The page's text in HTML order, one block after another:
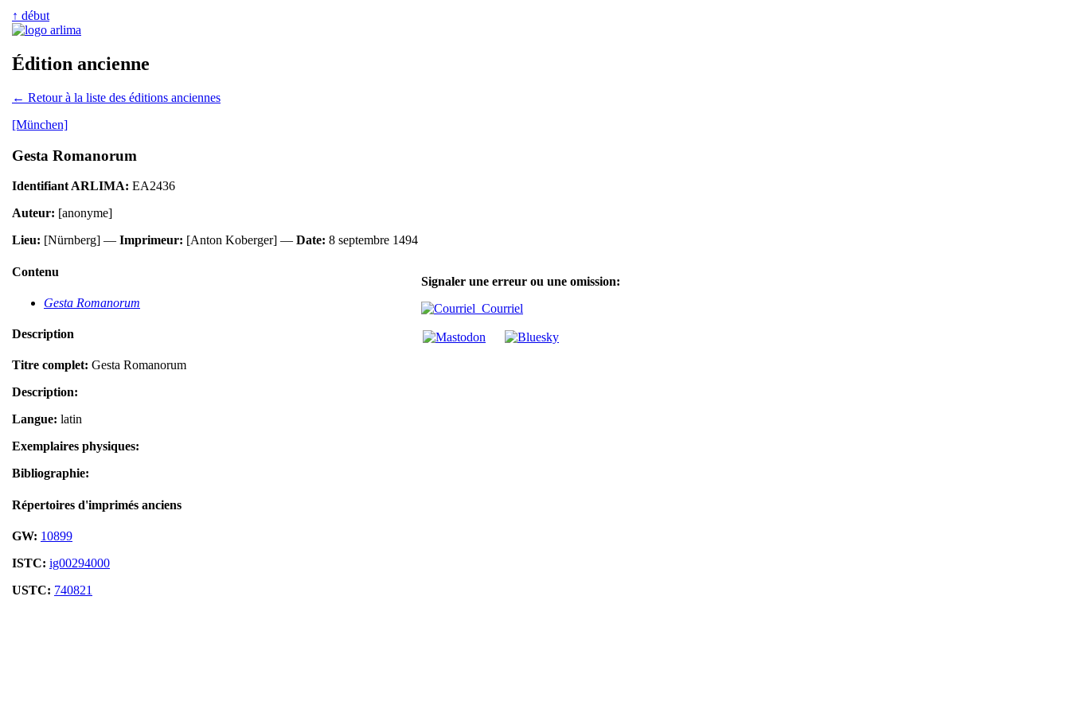
↑ début
Édition ancienne
← Retour à la liste des éditions anciennes
[München]
Gesta Romanorum
Identifiant ARLIMA: EA2436
Auteur: [anonyme]
Lieu: [Nürnberg] — Imprimeur: [Anton Koberger] — Date: 8 septembre 1494
Contenu
Gesta Romanorum
Description
Titre complet: Gesta Romanorum
Description:
Langue: latin
Exemplaires physiques:
Bibliographie:
Répertoires d'imprimés anciens
GW: 10899
ISTC: ig00294000
USTC: 740821
Signaler une erreur ou une omission:
Courriel